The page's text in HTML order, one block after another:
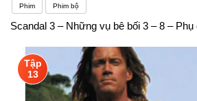
Phim Phim bộ
Scandal 3 – Những vụ bê bối 3 – 8 –
Tập
13